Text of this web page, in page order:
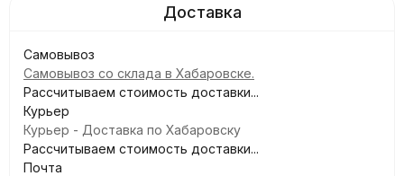
Самовывоз
Самовывоз со склада в Хабаровске.
Рассчитываем стоимость доставки...
Курьер
Курьер - Доставка по Хабаровску
Рассчитываем стоимость доставки...
Почта